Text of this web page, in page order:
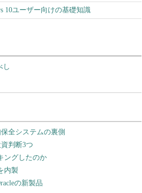
10ユーザー向けの基礎知識
し